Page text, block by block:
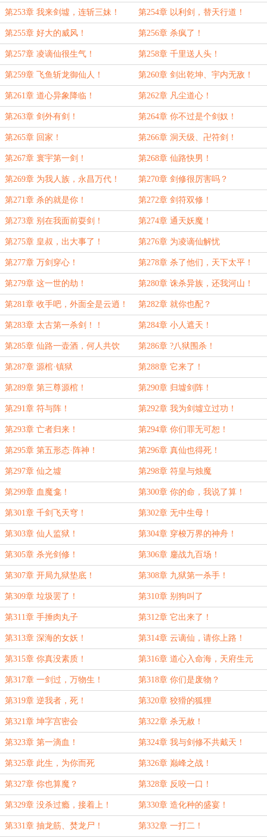
第253章 我来剑墟，连斩三妹！ 第254章 以利剑，替天行道！
第255章 好大的威风！ 第256章 杀疯了！
第257章 凌谪仙很生气！ 第258章 千里送人头！
第259章 飞鱼斩龙御仙人！ 第260章 剑出乾坤、宇内无敌！
第261章 道心异象降临！ 第262章 凡尘道心！
第263章 剑外有剑！ 第264章 你不过是个剑奴！
第265章 回家！ 第266章 洞天级、卍符剑！
第267章 寰宇第一剑！ 第268章 仙路快男！
第269章 为我人族，永昌万代！ 第270章 剑修很厉害吗？
第271章 杀的就是你！ 第272章 剑符双修！
第273章 别在我面前耍剑！ 第274章 通天妖魔！
第275章 皇叔，出大事了！ 第276章 为凌谪仙解忧
第277章 万剑穿心！ 第278章 杀了他们，天下太平！
第279章 这一世的劫！ 第280章 诛杀异族，还我河山！
第281章 收手吧，外面全是云逍！ 第282章 就你也配？
第283章 太古第一杀剑！！ 第284章 小人遮天！
第285章 仙路一壶酒，何人共饮
之？
第286章 ?八狱围杀！
第287章 源棺·镇狱 第288章 它来了！
第289章 第三尊源棺！ 第290章 归墟剑阵！
第291章 符与阵！ 第292章 我为剑墟立过功！
第293章 亡者归来！ 第294章 你们罪无可恕！
第295章 第五形态·阵神！ 第296章 真仙也得死！
第297章 仙之墟 第298章 符皇与烛魔
第299章 血魔龛！ 第300章 你的命，我说了算！
第301章 千剑飞天穹！ 第302章 无中生母！
第303章 仙人监狱！ 第304章 穿梭万界的神舟！
第305章 杀光剑修！ 第306章 鏖战九百场！
第307章 开局九狱垫底！ 第308章 九狱第一杀手！
第309章 垃圾罢了！ 第310章 别狗叫了
第311章 手捶肉丸子 第312章 它出来了！
第313章 深海的女妖！ 第314章 云谪仙，请你上路！
第315章 你真没素质！ 第316章 道心入命海，天府生元
神！
第317章 一剑过，万物生！ 第318章 你们是废物？
第319章 逆我者，死！ 第320章 狡猾的狐狸
第321章 坤字宫密会 第322章 杀无赦！
第323章 第一滴血！ 第324章 我与剑修不共戴天！
第325章 此生，为你而死 第326章 巅峰之战！
第327章 你也算魔？ 第328章 反咬一口！
第329章 没杀过瘾，接着上！ 第330章 造化种的盛宴！
第331章 抽龙筋、焚龙尸！ 第332章 一打二！